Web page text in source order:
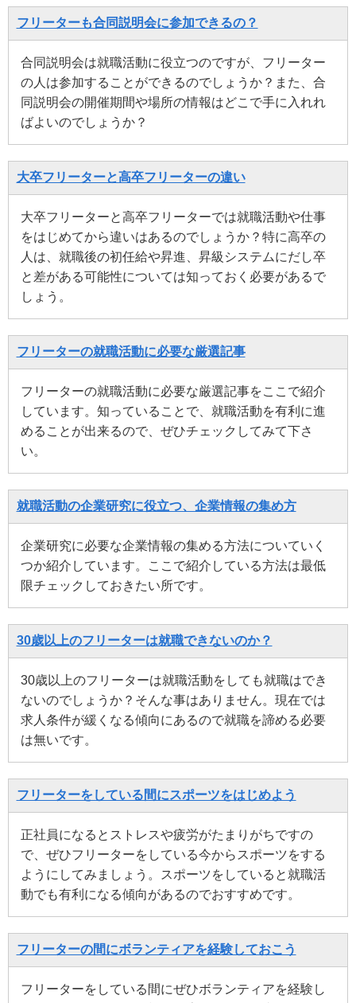
フリーターも合同説明会に参加できるの？
合同説明会は就職活動に役立つのですが、フリーター
の人は参加することができるのでしょうか？また、合
同説明会の開催期間や場所の情報はどこで手に入れれ
ばよいのでしょうか？
大卒フリーターと高卒フリーターの違い
大卒フリーターと高卒フリーターでは就職活動や仕事
をはじめてから違いはあるのでしょうか？特に高卒の
人は、就職後の初任給や昇進、昇級システムにだし卒
と差がある可能性については知っておく必要があるで
しょう。
フリーターの就職活動に必要な厳選記事
フリーターの就職活動に必要な厳選記事をここで紹介
しています。知っていることで、就職活動を有利に進
めることが出来るので、ぜひチェックしてみて下さ
い。
就職活動の企業研究に役立つ、企業情報の集め方
企業研究に必要な企業情報の集める方法についていく
つか紹介しています。ここで紹介している方法は最低
限チェックしておきたい所です。
30歳以上のフリーターは就職できないのか？
30歳以上のフリーターは就職活動をしても就職はでき
ないのでしょうか？そんな事はありません。現在では
求人条件が緩くなる傾向にあるので就職を諦める必要
は無いです。
フリーターをしている間にスポーツをはじめよう
正社員になるとストレスや疲労がたまりがちですの
で、ぜひフリーターをしている今からスポーツをする
ようにしてみましょう。スポーツをしていると就職活
動でも有利になる傾向があるのでおすすめです。
フリーターの間にボランティアを経験しておこう
フリーターをしている間にぜひボランティアを経験し